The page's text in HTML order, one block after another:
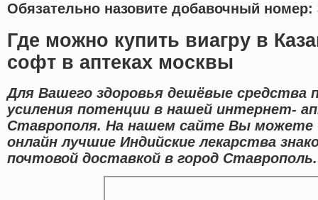
Обязательно назовите добавочный номер:
Где можно купить виагру в
софт в аптеках москвы
Для Вашего здоровья дешёвые средства
усиления потенции в нашей интернет-
Ставрополя. На нашем сайте Вы
онлайн лучшие Индийские лекарства
почтовой доставкой в город Ставрополь.